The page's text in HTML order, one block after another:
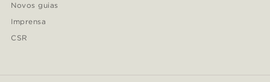
Novos guias
Imprensa
CSR